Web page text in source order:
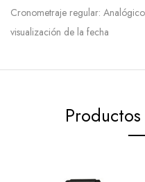
Cronometraje regular:
visualización de la fecha